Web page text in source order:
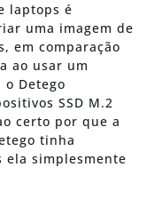
laptops é
uma imagem de
em comparação
ao usar um
Detego
SSD M.2
certo por que a
tinha
ela simplesmente